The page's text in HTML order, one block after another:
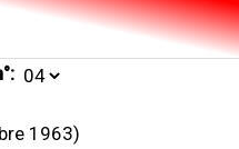
1963)